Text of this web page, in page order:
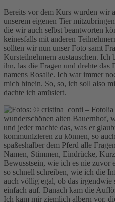
Bereits vor dem Kurs wurden wir
unserem eigenen Tier
die wir auch selbst beantworten
keinesfalls mit anderen
sollten wir nun unser Foto samt
Kursteilnehmern austauschen. Ich
ihn, las die Fragen und drehte das
namens Rosalie. Ich war immer
mich hinein. So, so, ich soll also
dachte ich amüsiert.
wunderschönen alten Bauernhof,
und jeder machte das, was er
kommunizieren zu können, so
spaßeshalber dem Pferd alle
Namen, Stimmen, Eindrücke,
Bewusstsein, wie ich es nie zuvor
so schnell schreiben, wie ich die
auch völlig egal, ob das irgendwie
einfach auf. Danach kam die
Ich kam mir ziemlich albern vor,